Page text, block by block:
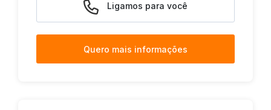
Ligamos para você
Quero mais informações